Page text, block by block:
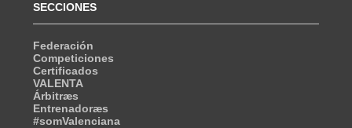
SECCIONES
Federación
Competiciones
Certificados
VALENTA
Árbitræs
Entrenadoræs
#somValenciana